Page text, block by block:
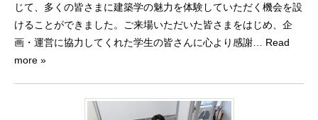
じて、多くの皆さまに建築学の魅力を体験していただく機会を設
けることができました。ご来場いただいた皆さまをはじめ、企
画・運営に協力してくれた学生の皆さんに心より感謝 … Read
more »